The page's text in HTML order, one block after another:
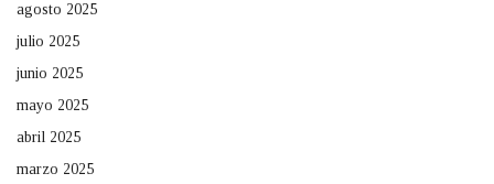
agosto 2025
julio 2025
junio 2025
mayo 2025
abril 2025
marzo 2025